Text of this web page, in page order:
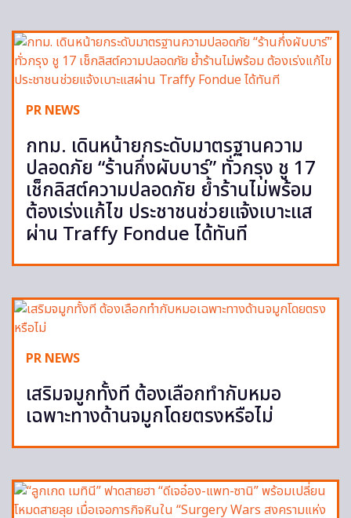
PR NEWS
กทม. เดินหน้ายกระดับมาตรฐานความ
ปลอดภัย “ร้านกึ่งผับบาร์” ทั่วกรุง ชู 17
เช็กลิสต์ความปลอดภัย ย้ำร้านไม่พร้อม
ต้องเร่งแก้ไข ประชาชนช่วยแจ้งเบาะแส
ผ่าน Traffy Fondue ได้ทันที
PR NEWS
เสริมจมูกทั้งที ต้องเลือกทำกับหมอ
เฉพาะทางด้านจมูกโดยตรงหรือไม่